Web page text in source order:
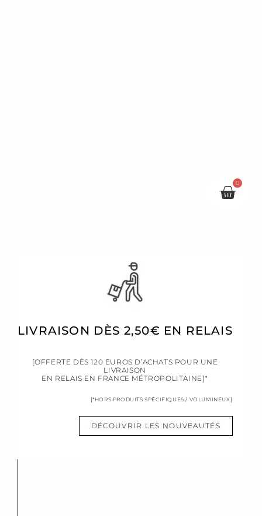
0
LIVRAISON DÈS 2,50€ EN RELAIS
[OFFERTE DÈS 120 EUROS D’ACHATS POUR UNE
LIVRAISON
EN RELAIS EN FRANCE MÉTROPOLITAINE]*
[*HORS PRODUITS SPÉCIFIQUES / VOLUMINEUX]
DÉCOUVRIR LES NOUVEAUTÉS